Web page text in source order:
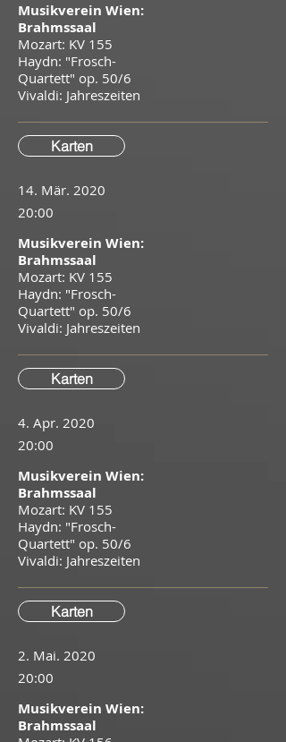
Musikverein Wien:
Brahmssaal
Mozart: KV 155
Haydn: "Frosch-
Quartett" op. 50/6
Vivaldi: Jahreszeiten
Karten
14. Mär. 2020
20:00
Musikverein Wien:
Brahmssaal
Mozart: KV 155
Haydn: "Frosch-
Quartett" op. 50/6
Vivaldi: Jahreszeiten
Karten
4. Apr. 2020
20:00
Musikverein Wien:
Brahmssaal
Mozart: KV 155
Haydn: "Frosch-
Quartett" op. 50/6
Vivaldi: Jahreszeiten
Karten
2. Mai. 2020
20:00
Musikverein Wien:
Brahmssaal